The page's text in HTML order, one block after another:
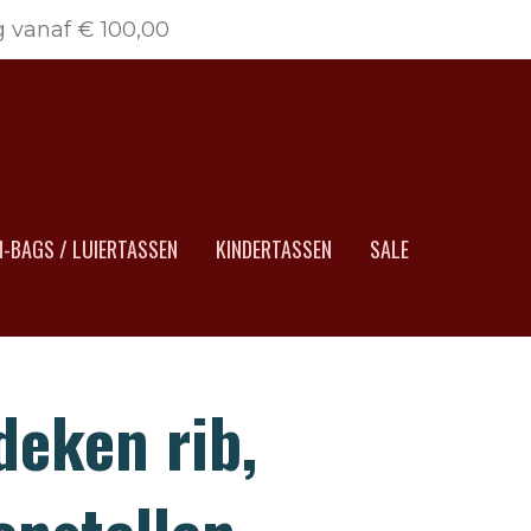
vanaf € 100,00
BAGS / LUIERTASSEN KINDERTASSEN
SALE
rib,